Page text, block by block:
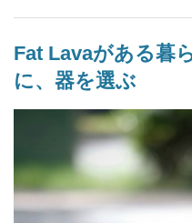
Fat Lavaがある暮
に、器を選ぶ